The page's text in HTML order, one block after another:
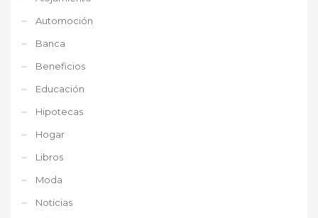
Automoción
Banca
Beneficios
Educación
Hipotecas
Hogar
Libros
Moda
Noticias